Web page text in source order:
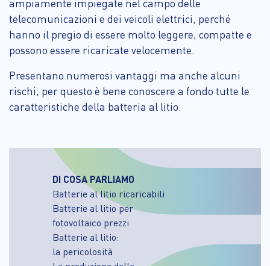
ampiamente impiegate nel campo delle
telecomunicazioni e dei veicoli elettrici, perché
hanno il pregio di essere molto leggere, compatte e
possono essere ricaricate velocemente.
Presentano numerosi vantaggi ma anche alcuni
rischi, per questo è bene conoscere a fondo tutte le
caratteristiche della batteria al litio.
DI COSA PARLIAMO
Batterie al litio ricaricabili
Batterie al litio per
fotovoltaico prezzi
Batterie al litio:
la pericolosità